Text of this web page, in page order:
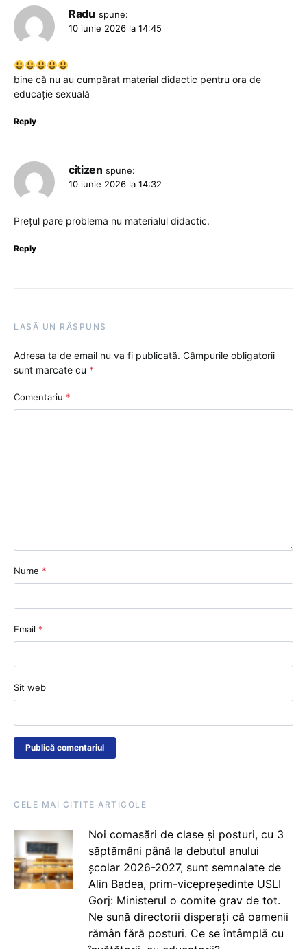
Radu spune:
10 iunie 2026 la 14:45
bine că nu au cumpărat material didactic pentru ora de
educație sexuală
Reply
citizen spune:
10 iunie 2026 la 14:32
Prețul pare problema nu materialul didactic.
Reply
LASĂ UN RĂSPUNS
Adresa ta de email nu va fi publicată. Câmpurile obligatorii
sunt marcate cu *
Comentariu *
Nume *
Email *
Sit web
CELE MAI CITITE ARTICOLE
Noi comasări de clase și posturi, cu 3
săptămâni până la debutul anului
școlar 2026-2027, sunt semnalate de
Alin Badea, prim-vicepreședinte USLI
Gorj: Ministerul o comite grav de tot.
Ne sună directorii disperați că oamenii
rămân fără posturi. Ce se întâmplă cu